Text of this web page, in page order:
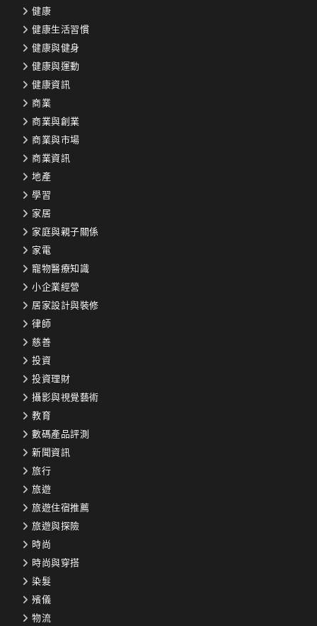
健康
健康生活習慣
健康與健身
健康與運動
健康資訊
商業
商業與創業
商業與市場
商業資訊
地產
學習
家居
家庭與親子關係
家電
寵物醫療知識
小企業經營
居家設計與裝修
律師
慈善
投資
投資理財
攝影與視覺藝術
教育
數碼產品評測
新聞資訊
旅行
旅遊
旅遊住宿推薦
旅遊與探險
時尚
時尚與穿搭
染髮
殯儀
物流